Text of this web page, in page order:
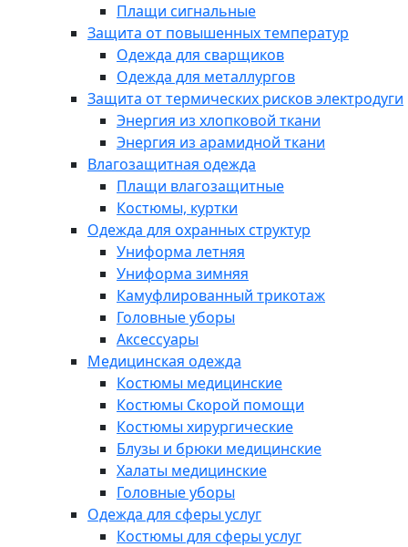
Плащи сигнальные
Защита от повышенных температур
Одежда для сварщиков
Одежда для металлургов
Защита от термических рисков электродуги
Энергия из хлопковой ткани
Энергия из арамидной ткани
Влагозащитная одежда
Плащи влагозащитные
Костюмы, куртки
Одежда для охранных структур
Униформа летняя
Униформа зимняя
Камуфлированный трикотаж
Головные уборы
Аксессуары
Медицинская одежда
Костюмы медицинские
Костюмы Скорой помощи
Костюмы хирургические
Блузы и брюки медицинские
Халаты медицинские
Головные уборы
Одежда для сферы услуг
Костюмы для сферы услуг